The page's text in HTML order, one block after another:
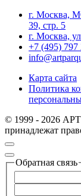
г. Москва,
39, стр. 5
г. Москва,
+7 (495) 797
Карта сайта
Политика
© 1999 - 2026
принадлежат
Обратная связь